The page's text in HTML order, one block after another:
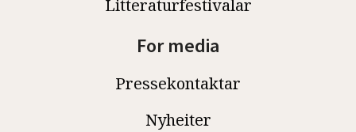
Litteraturfestivalar
For media
Pressekontaktar
Nyheiter